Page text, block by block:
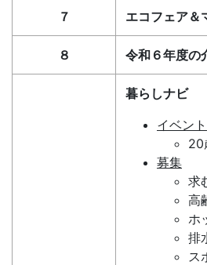
７ エコフェア＆
８ 令和６年度の
暮らしナビ
イベント
20
募集
求
高
ホ
排
ス